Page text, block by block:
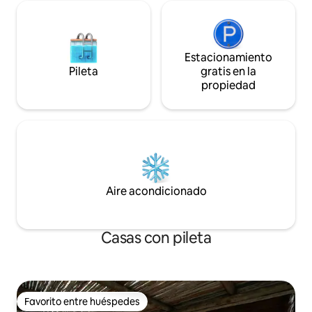
Pileta
Estacionamiento
gratis en la
propiedad
Aire acondicionado
Casas con pileta
Favorito entre huéspedes
Favorito entre huéspedes